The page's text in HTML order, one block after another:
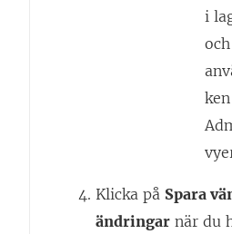
i
Klicka på Spara
ändringar när du